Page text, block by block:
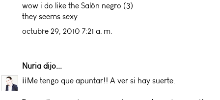
wow i do like the Salón negro (3)
they seems sexy
octubre 29, 2010 7:21 a. m.
Nuria dijo...
¡¡Me tengo que apuntar!! A ver si hay suerte.